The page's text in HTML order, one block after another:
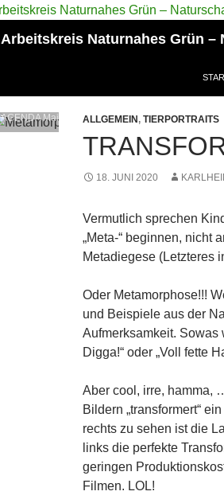
Arbeitskreis Naturnahes Grün
ALLGEMEIN, TIERPORTRAITS
18. JUNI 2020
Vermutlich sprechen
„Meta-“ beginnen, nicht
Metadiegese (Letzteres
Oder Metamorphose!!!
und Beispiele aus der
Aufmerksamkeit. Sowas
Digga!“ oder „Voll fette
Aber cool, irre, hamma,
Bildern „transformert“
rechts zu sehen ist die
links die perfekte
geringen
Filmen. LOL!
AGENDA Mainz